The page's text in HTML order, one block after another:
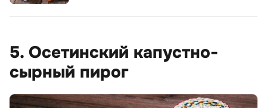
5. Осетинский капустно-
сырный пирог